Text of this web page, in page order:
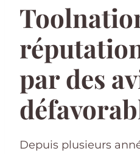
par des
Depuis plusieurs